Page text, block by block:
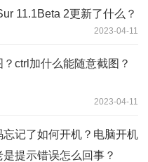
11.1Beta 2更新了什么？
2023-04-11
ctrl加什么能随意截图？
2023-04-11
忘记了如何开机？电脑开机
提示错误怎么回事？